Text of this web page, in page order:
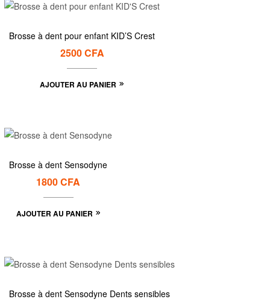
Brosse à dent pour enfant KID’S Crest
2500CFA
AJOUTER AU PANIER
Brosse à dent Sensodyne
1800CFA
AJOUTER AU PANIER
Brosse à dent Sensodyne Dents sensibles